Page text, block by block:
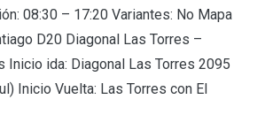
08:30 – 17:20 Variantes: No Mapa
D20 Diagonal Las Torres –
Inicio ida: Diagonal Las Torres 2095
Inicio Vuelta: Las Torres con El